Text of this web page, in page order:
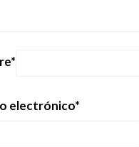
*
electrónico*